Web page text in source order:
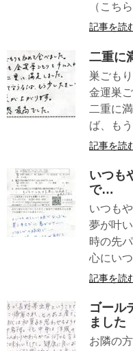
（こち
記事を読
二重に
巣ごも
金運巣
二重に
ば、も
記事を読
いつも
で…
いつも
夢が叶
時の先
心にい
記事を読
ゴール
ました
お隣の